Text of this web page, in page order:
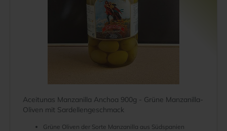
Aceitunas Manzanilla Anchoa 900g - Grüne Manzanilla-
Oliven mit Sardellengeschmack
Grüne Oliven der Sorte Manzanilla aus Südspanien